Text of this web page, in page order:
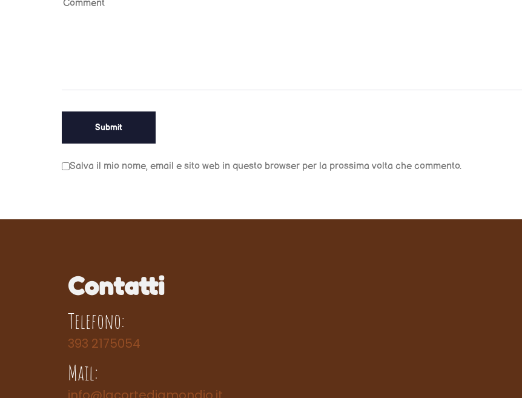
Salva il mio nome, email e sito web in questo browser per la prossima volta che commento.
Contatti
Telefono:
393 2175054
Mail: